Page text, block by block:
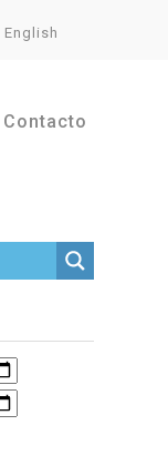
English
Contacto